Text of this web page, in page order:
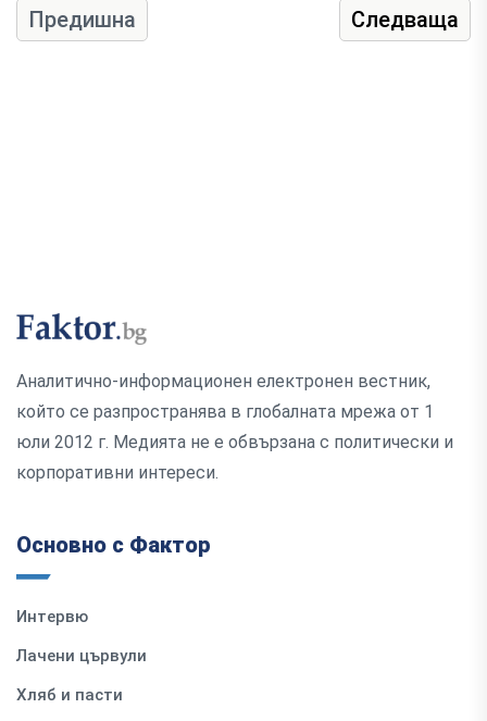
Предишна Следваща
Аналитично-информационен електронен вестник,
който се разпространява в глобалната мрежа от 1
юли 2012 г. Медията не е обвързана с политически и
корпоративни интереси.
Основно с Фактор
Интервю
Лачени цървули
Хляб и пасти